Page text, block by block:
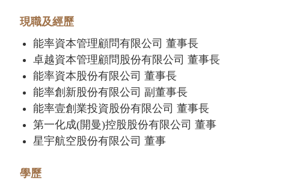
現職及經歷
能率資本管理顧問有限公司 董事長
卓越資本管理顧問股份有限公司 董事長
能率資本股份有限公司 董事長
能率創新股份有限公司 副董事長
能率壹創業投資股份有限公司 董事長
第一化成(開曼)控股股份有限公司 董事
星宇航空股份有限公司 董事
學歷